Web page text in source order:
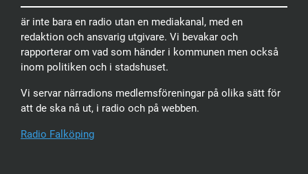
är inte bara en radio utan en mediakanal, med en
redaktion och ansvarig utgivare. Vi bevakar och
rapporterar om vad som händer i kommunen men också
inom politiken och i stadshuset.
Vi servar närradions medlemsföreningar på olika sätt för
att de ska nå ut, i radio och på webben.
Radio Falköping